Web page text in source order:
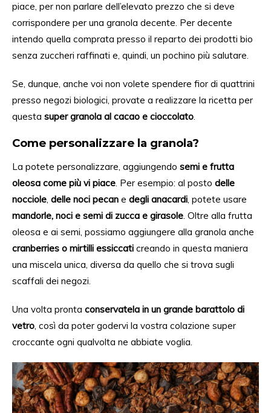
piace, per non parlare dell’elevato prezzo che si deve
corrispondere per una granola decente. Per decente
intendo quella comprata presso il reparto dei prodotti bio
senza zuccheri raffinati e, quindi, un pochino più salutare.
Se, dunque, anche voi non volete spendere fior di quattrini
presso negozi biologici, provate a realizzare la ricetta per
questa super granola al cacao e cioccolato.
Come personalizzare la granola?
La potete personalizzare, aggiungendo semi e frutta
oleosa come più vi piace. Per esempio: al posto delle
nocciole, delle noci pecan e degli anacardi, potete usare
mandorle, noci e semi di zucca e girasole. Oltre alla frutta
oleosa e ai semi, possiamo aggiungere alla granola anche
cranberries o mirtilli essiccati creando in questa maniera
una miscela unica, diversa da quello che si trova sugli
scaffali dei negozi.
Una volta pronta conservatela in un grande barattolo di
vetro, così da poter godervi la vostra colazione super
croccante ogni qualvolta ne abbiate voglia.